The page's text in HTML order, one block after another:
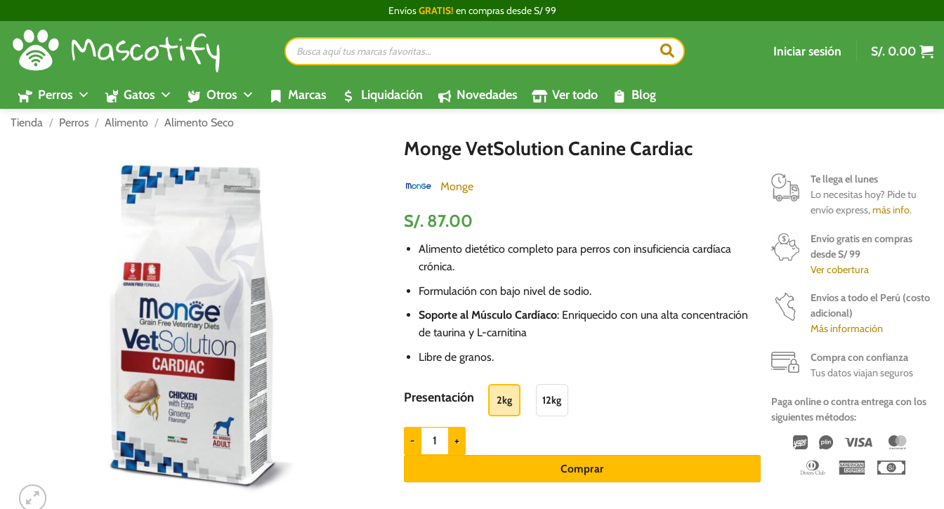
al
contenido
EnvíosGRATIS! en compras desde S/ 99
Búsqueda
de
productos
Iniciar sesión S/. 0.00
Perros Gatos Otros Marcas Liquidación Novedades Ver todo Blog
Tienda / Perros / Alimento / Alimento Seco
Monge VetSolution Canine Cardiac
Monge
S/. 87.00
Alimento dietético completo para perros con insuficiencia cardíaca
crónica.
Formulación con bajo nivel de sodio.
Soporte al Músculo Cardíaco: Enriquecido con una alta concentración
de taurina y L-carnitina
Libre de granos.
Presentación 2kg 12kg
Monge VetSolution Canine Cardiac cantidad
Comprar
Te llega el lunes
Lo necesitas hoy? Pide tu
envío express,más info.
Envío gratis en compras
desde S/ 99
Ver cobertura
Envíos a todo el Perú (costo
adicional)
Más información
Compra con confianza
Tus datos viajan seguros
Paga online o contra entrega con los
siguientes métodos:
Wirecard
Vipps Visa
Dinners
American